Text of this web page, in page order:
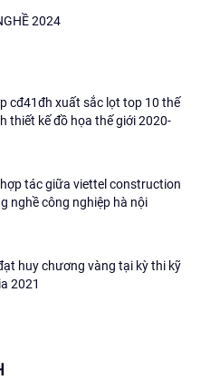
2024
cđ41đh xuất sắc lọt top 10 thế
thiết kế đồ họa thế giới 2020-
tác giữa viettel construction
nghề công nghiệp hà nội
huy chương vàng tại kỳ thi kỹ
2021